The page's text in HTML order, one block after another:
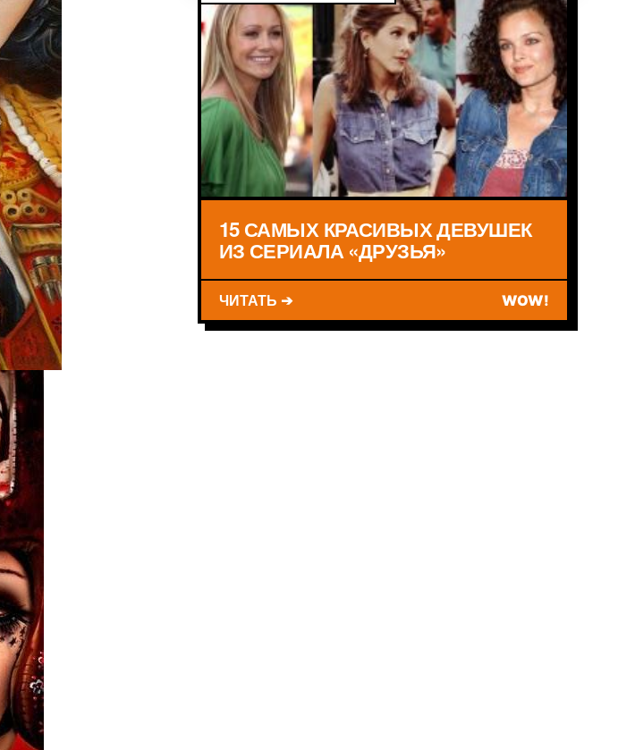
15 САМЫХ КРАСИВЫХ ДЕВУШЕК
ИЗ СЕРИАЛА «ДРУЗЬЯ»
ЧИТАТЬ ➔ WOW!